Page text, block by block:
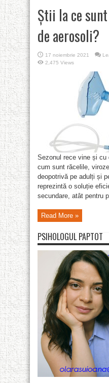
Știi la ce
de aerosoli?
17 noiembrie 2021
2,475 Views
Sezonul rece vine și
cum sunt răcelile,
deopotrivă pe adulți și
reprezintă o soluție
secundare, atât pentru
Read More »
PSIHOLOGUL PAPTOT